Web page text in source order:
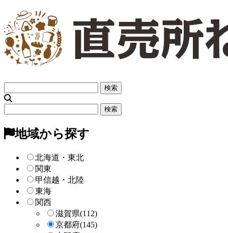
リ
索
ー
検
地域から探す
北海道・東北
関東
甲信越・北陸
東海
関西
滋賀県(112)
京都府(145)